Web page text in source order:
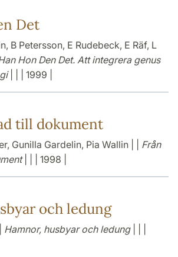
Det
B Petersson, E Rudebeck, E Räf, L
Hon Den Det. Att integrera genus
| | | 1999 |
till dokument
Gunilla Gardelin, Pia Wallin | | Från
| | | 1998 |
och ledung
Hamnor, husbyar och ledung| | |